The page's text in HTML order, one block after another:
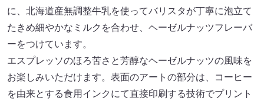
に、北海道産無調整牛乳を使ってバリスタが丁寧に泡立て
たきめ細やかなミルクを合わせ、ヘーゼルナッツフレーバ
ーをつけています。
エスプレッソのほろ苦さと芳醇なヘーゼルナッツの風味を
お楽しみいただけます。表面のアートの部分は、コーヒー
を由来とする食用インクにて直接印刷する技術でプリント